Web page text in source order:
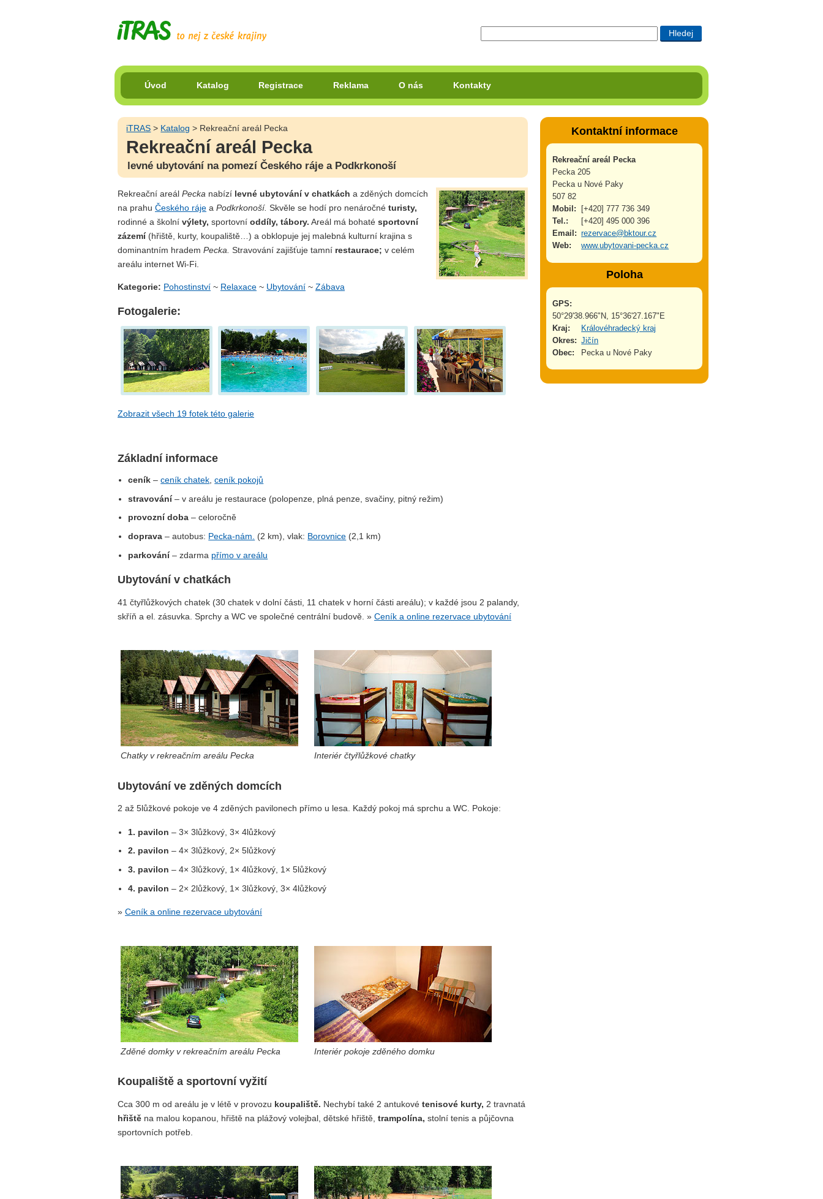
Úvod Katalog Registrace Reklama O nás Kontakty
iTRAS > Katalog > Rekreační areál Pecka
Rekreační areál Pecka
levné ubytování na pomezí Českého ráje a Podkrkonoší
Rekreační areál Pecka nabízí levné ubytování v chatkách a zděných domcích
na prahu Českého ráje a Podkrkonoší. Skvěle se hodí pro nenáročné turisty,
rodinné a školní výlety, sportovní oddíly, tábory. Areál má bohaté sportovní
zázemí(hřiště, kurty, koupaliště…) a obklopuje jej malebná kulturní krajina s
dominantním hradem Pecka. Stravování zajišťuje tamní restaurace; v celém
areálu internet Wi-Fi.
Kategorie: Pohostinství ~ Relaxace ~ Ubytování ~ Zábava
Fotogalerie:
Zobrazit všech 19 fotek této galerie
Základní informace
ceník –ceník chatek ,ceník pokojů
stravování– v areálu je restaurace (polopenze, plná penze, svačiny, pitný režim)
provozní doba – celoročně
doprava – autobus: Pecka-nám. (2 km), vlak: Borovnice (2,1 km)
parkování– zdarma přímo v areálu
Ubytování v chatkách
41 čtyřlůžkových chatek (30 chatek v dolní části, 11 chatek v horní části areálu); v každé jsou 2 palandy,
skříň a el. zásuvka. Sprchy a WC ve společné centrální budově. » Ceník a online rezervace ubytování
Chatky v rekreačním areálu Pecka Interiér čtyřlůžkové chatky
Ubytování ve zděných domcích
2 až 5lůžkové pokoje ve 4 zděných pavilonech přímo u lesa. Každý pokoj má sprchu a WC. Pokoje:
1. pavilon – 3× 3lůžkový, 3× 4lůžkový
2. pavilon – 4× 3lůžkový, 2× 5lůžkový
3. pavilon – 4× 3lůžkový, 1× 4lůžkový, 1× 5lůžkový
4. pavilon – 2× 2lůžkový, 1× 3lůžkový, 3× 4lůžkový
» Ceník a online rezervace ubytování
Zděné domky v rekreačním areálu Pecka Interiér pokoje zděného domku
Koupaliště a sportovní vyžití
Cca 300 m od areálu je v létě v provozu koupaliště. Nechybí také 2 antukové tenisové kurty, 2 travnatá
hřiště na malou kopanou, hřiště na plážový volejbal, dětské hřiště, trampolína, stolní tenis a půjčovna
sportovních potřeb.
Kontaktní informace
Rekreační areál Pecka
Pecka 205
Pecka u Nové Paky
507 82
Mobil:
[+420] 777 736 349
Tel.:
[+420] 495 000 396
Email: rezervace@bktour.cz
Web:
www.ubytovani-pecka.cz
Poloha
GPS:
50°29'38.966"N, 15°36'27.167"E
Kraj:
Královéhradecký kraj
Okres: Jičín
Obec:
Pecka u Nové Paky